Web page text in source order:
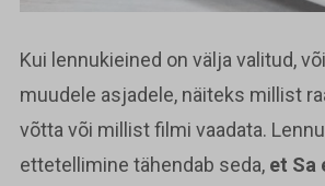
Kui lennukieined on välja valitud,
muudele asjadele, näiteks millist
võtta või millist filmi vaadata.
ettetellimine tähendab seda, et Sa